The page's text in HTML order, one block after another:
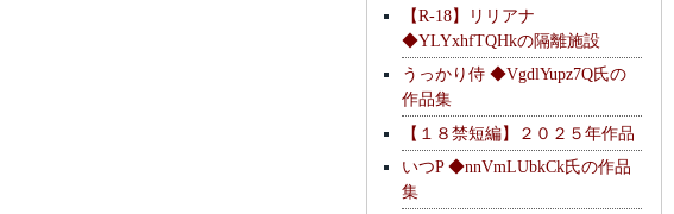
【R-18】リリアナ
◆YLYxhfTQHkの隔離施設
うっかり侍 ◆VgdlYupz7Q氏の
作品集
【１８禁短編】２０２５年作品
いつP ◆nnVmLUbkCk氏の作品
集